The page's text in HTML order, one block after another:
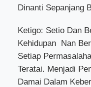
Dinanti Sepanjang
Ketigo: Setio Dan
Kehidupan Nan
Setiap
Teratai. Menjadi
Damai Dalam